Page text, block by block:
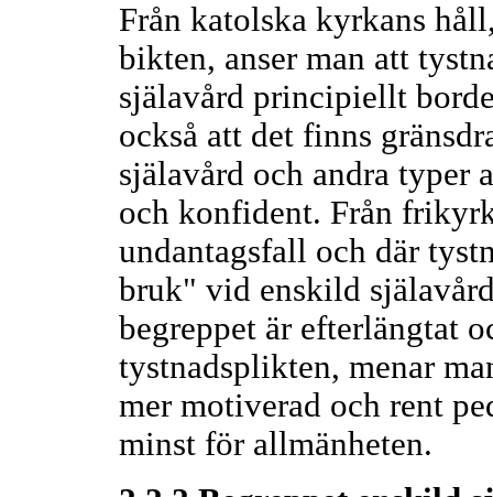
Från katolska kyrkans
bikten, anser man att
själavård principiellt
också att det finns
själavård och andra typer
och konfident. Från
undantagsfall och där
bruk" vid enskild
begreppet är efterlängtat
tystnadsplikten, menar
mer motiverad och rent
minst för allmänheten.